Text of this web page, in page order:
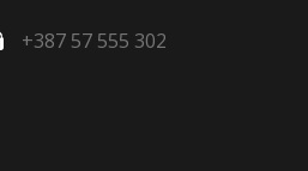
+387 57 555 302